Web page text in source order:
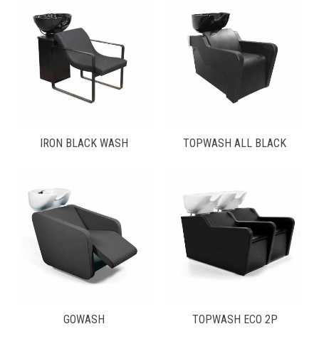
IRON BLACK WASH TOPWASH ALL BLACK
GOWASH TOPWASH ECO 2P